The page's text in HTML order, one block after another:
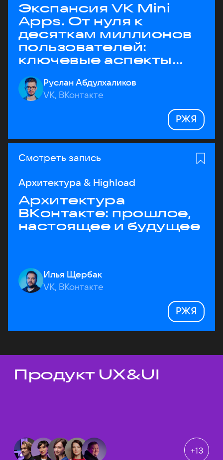
Экспансия VK Mini
Apps. От нуля к
десяткам миллионов
пользователей:
ключевые аспекты
архитектуры
Руслан Абдулхаликов
VK, ВКонтакте
РЖЯ
Смотреть запись
Архитектура & Highload
Архитектура
ВКонтакте: прошлое,
настоящее и будущее
Илья Щербак
VK, ВКонтакте
РЖЯ
Темы докладов
Продукт UX&UI
+13